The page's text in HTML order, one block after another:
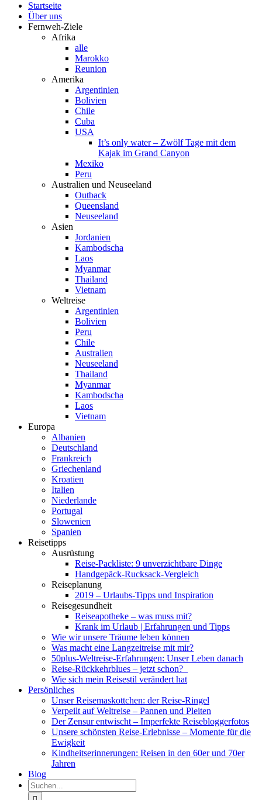
Startseite
Über uns
Fernweh-Ziele
Afrika
alle
Marokko
Reunion
Amerika
Argentinien
Bolivien
Chile
Cuba
USA
It’s only water – Zwölf Tage mit dem
Kajak im Grand Canyon
Mexiko
Peru
Australien und Neuseeland
Outback
Queensland
Neuseeland
Asien
Jordanien
Kambodscha
Laos
Myanmar
Thailand
Vietnam
Weltreise
Argentinien
Bolivien
Peru
Chile
Australien
Neuseeland
Thailand
Myanmar
Kambodscha
Laos
Vietnam
Europa
Albanien
Deutschland
Frankreich
Griechenland
Kroatien
Italien
Niederlande
Portugal
Slowenien
Spanien
Reisetipps
Ausrüstung
Reise-Packliste: 9 unverzichtbare Dinge
Handgepäck-Rucksack-Vergleich
Reiseplanung
2019 – Urlaubs-Tipps und Inspiration
Reisegesundheit
Reiseapotheke – was muss mit?
Krank im Urlaub | Erfahrungen und Tipps
Wie wir unsere Träume leben können
Was macht eine Langzeitreise mit mir?
50plus-Weltreise-Erfahrungen: Unser Leben danach
Reise-Rückkehrblues – jetzt schon?
Wie sich mein Reisestil verändert hat
Persönliches
Unser Reisemaskottchen: der Reise-Ringel
Verpeilt auf Weltreise – Pannen und Pleiten
Der Zensur entwischt – Imperfekte Reisebloggerfotos
Unsere schönsten Reise-Erlebnisse – Momente für die
Ewigkeit
Kindheitserinnerungen: Reisen in den 60er und 70er
Jahren
Blog
Suche
nach: